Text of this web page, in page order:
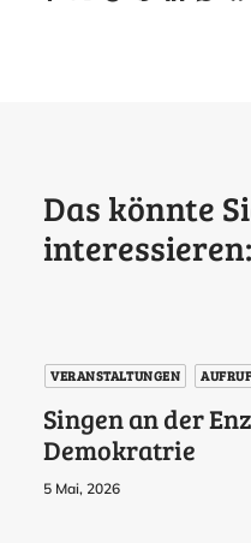
Das könnte
interessieren:
VERANSTALTUNGEN
Singen an der
Demokratrie
5 Mai, 2026